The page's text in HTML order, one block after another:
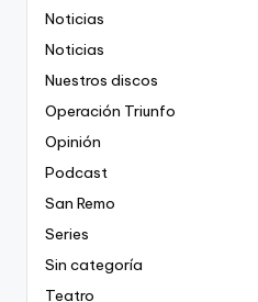
Noticias
Noticias
Nuestros discos
Operación Triunfo
Opinión
Podcast
San Remo
Series
Sin categoría
Teatro